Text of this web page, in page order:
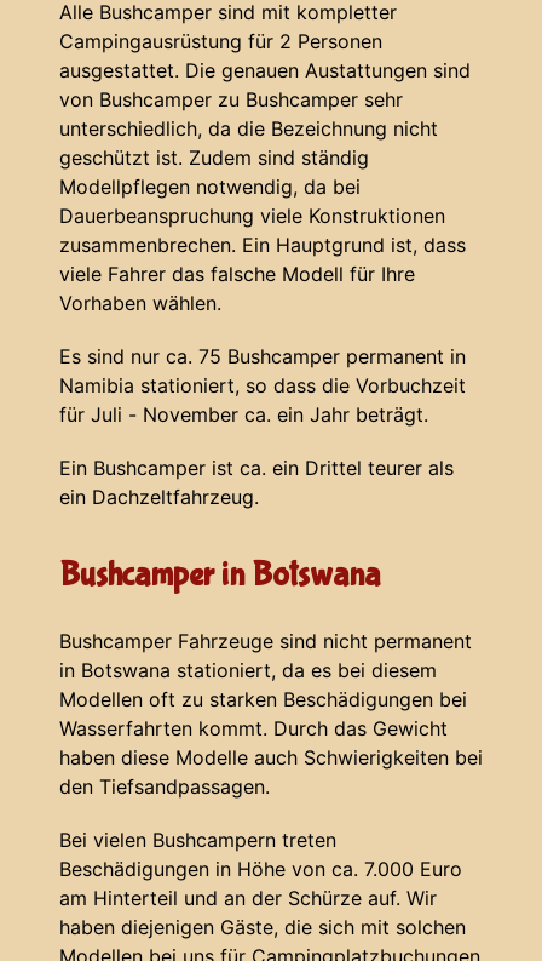
Alle Bushcamper sind mit kompletter
Campingausrüstung für 2 Personen
ausgestattet. Die genauen Austattungen sind
von Bushcamper zu Bushcamper sehr
unterschiedlich, da die Bezeichnung nicht
geschützt ist. Zudem sind ständig
Modellpflegen notwendig, da bei
Dauerbeanspruchung viele Konstruktionen
zusammenbrechen. Ein Hauptgrund ist, dass
viele Fahrer das falsche Modell für Ihre
Vorhaben wählen.
Es sind nur ca. 75 Bushcamper permanent in
Namibia stationiert, so dass die Vorbuchzeit
für Juli - November ca. ein Jahr beträgt.
Ein Bushcamper ist ca. ein Drittel teurer als
ein Dachzeltfahrzeug.
Bushcamper in Botswana
Bushcamper Fahrzeuge sind nicht permanent
in Botswana stationiert, da es bei diesem
Modellen oft zu starken Beschädigungen bei
Wasserfahrten kommt. Durch das Gewicht
haben diese Modelle auch Schwierigkeiten bei
den Tiefsandpassagen.
Bei vielen Bushcampern treten
Beschädigungen in Höhe von ca. 7.000 Euro
am Hinterteil und an der Schürze auf. Wir
haben diejenigen Gäste, die sich mit solchen
Modellen bei uns für Campingplatzbuchungen